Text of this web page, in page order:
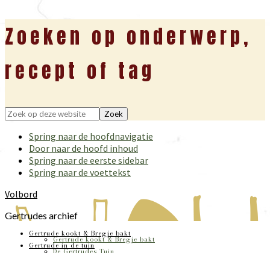
Zoeken op onderwerp,
recept of tag
Zoek
deze
website
Spring naar de hoofdnavigatie
Door naar de hoofd inhoud
Spring naar de eerste sidebar
Spring naar de voettekst
Volbord
Gertrudes archief
Gertrude kookt & Bregje bakt
Gertrude kookt & Bregje bakt
Gertrude in de tuin